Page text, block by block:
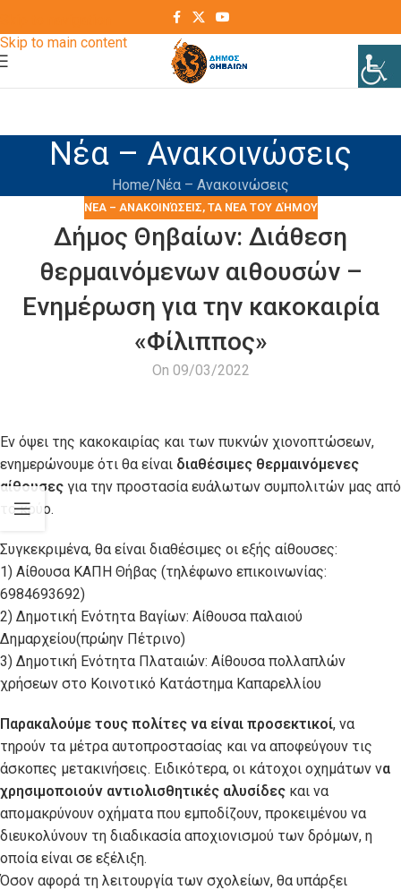
Skip to main content
Νέα – Ανακοινώσεις
Home Νέα – Ανακοινώσεις
ΝΈΑ – ΑΝΑΚΟΙΝΏΣΕΙΣ, ΤΑ ΝΈΑ ΤΟΥ ΔΉΜΟΥ
Δήμος Θηβαίων: Διάθεση
θερμαινόμενων αιθουσών –
Ενημέρωση για την κακοκαιρία
«Φίλιππος»
On 09/03/2022
Εν όψει της κακοκαιρίας και των πυκνών χιονοπτώσεων,
ενημερώνουμε ότι θα είναι διαθέσιμες θερμαινόμενες
αίθουσες για την προστασία ευάλωτων συμπολιτών μας από
το κρύο.
Συγκεκριμένα, θα είναι διαθέσιμες οι εξής αίθουσες:
1) Αίθουσα ΚΑΠΗ Θήβας (τηλέφωνο επικοινωνίας:
6984693692)
2) Δημοτική Ενότητα Βαγίων: Αίθουσα παλαιού
Δημαρχείου(πρώην Πέτρινο)
3) Δημοτική Ενότητα Πλαταιών: Αίθουσα πολλαπλών
χρήσεων στο Κοινοτικό Κατάστημα Καπαρελλίου
Παρακαλούμε τους πολίτες να είναι προσεκτικοί, να
τηρούν τα μέτρα αυτοπροστασίας και να αποφεύγουν τις
άσκοπες μετακινήσεις. Ειδικότερα, οι κάτοχοι οχημάτων να
χρησιμοποιούν αντιολισθητικές αλυσίδες και να
απομακρύνουν οχήματα που εμποδίζουν, προκειμένου να
διευκολύνουν τη διαδικασία αποχιονισμού των δρόμων, η
οποία είναι σε εξέλιξη.
Όσον αφορά τη λειτουργία των σχολείων, θα υπάρξει